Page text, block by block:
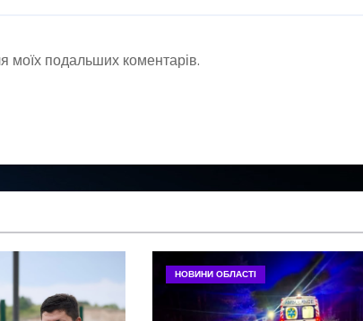
моїх подальших коментарів.
НОВИНИ ОБЛАСТІ